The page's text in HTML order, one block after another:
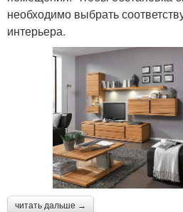
необходимо выбрать
интерьера.
читать дальше →